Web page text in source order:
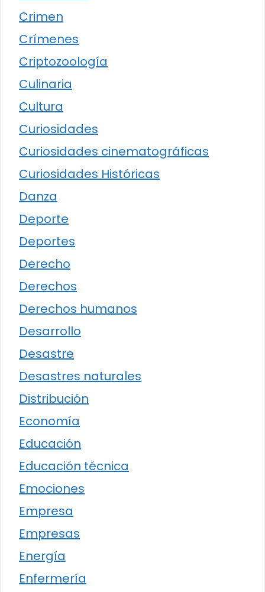
Crimen
Crímenes
Criptozoología
Culinaria
Cultura
Curiosidades
Curiosidades cinematográficas
Curiosidades Históricas
Danza
Deporte
Deportes
Derecho
Derechos
Derechos humanos
Desarrollo
Desastre
Desastres naturales
Distribución
Economía
Educación
Educación técnica
Emociones
Empresa
Empresas
Energía
Enfermería